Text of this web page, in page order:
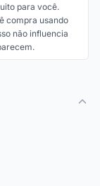
para você.
compra usando
não influencia